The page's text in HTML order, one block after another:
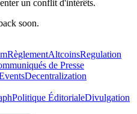
un conflit d'intérêts.
soon.
RèglementAltcoinsRegulation
de Presse
Decentralization
Politique ÉditorialeDivulgation